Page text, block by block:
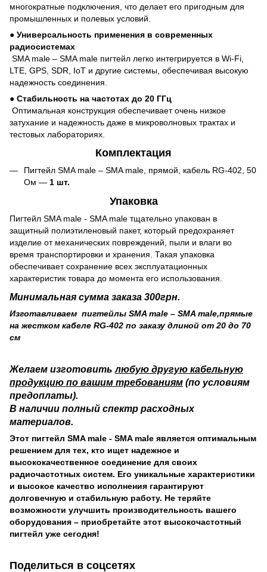
многократные подключения, что делает его пригодным для
промышленных и полевых условий.
● Универсальность применения в современных
радиосистемах
SMA male – SMA male пигтейл легко интегрируется в Wi-Fi,
LTE, GPS, SDR, IoT и другие системы, обеспечивая высокую
надежность соединения.
● Стабильность на частотах до 20 ГГц
Оптимальная конструкция обеспечивает очень низкое
затухание и надежность даже в микроволновых трактах и
тестовых лабораториях.
Комплектация
Пигтейл SMA male – SMA male, прямой, кабель RG-402, 50
Ом — 1 шт.
Упаковка
Пигтейл SMA male - SMA male тщательно упакован в
защитный полиэтиленовый пакет, который предохраняет
изделие от механических повреждений, пыли и влаги во
время транспортировки и хранения. Такая упаковка
обеспечивает сохранение всех эксплуатационных
характеристик товара до момента его использования.
Минимальная сумма заказа 300грн.
Изготавливаем пигтейлы SMA male – SMA male,прямые
на жестком кабеле RG-402 по заказу длиной от 20 до 70
см
Желаем изготовитьлюбую другую кабельную
продукцию по вашим требованиям (по условиям
предоплаты).
В наличии полный спектр расходных
материалов.
Этот пигтейл SMA male - SMA male является оптимальным
решением для тех, кто ищет надежное и
высококачественное соединение для своих
радиочастотных систем. Его уникальные характеристики
и высокое качество исполнения гарантируют
долговечную и стабильную работу. Не теряйте
возможности улучшить производительность вашего
оборудования – приобретайте этот высокочастотный
пигтейл уже сегодня!
Поделиться в соцсетях